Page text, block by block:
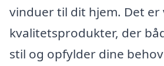
vinduer til dit hjem. Det
kvalitetsprodukter, der
stil og opfylder dine